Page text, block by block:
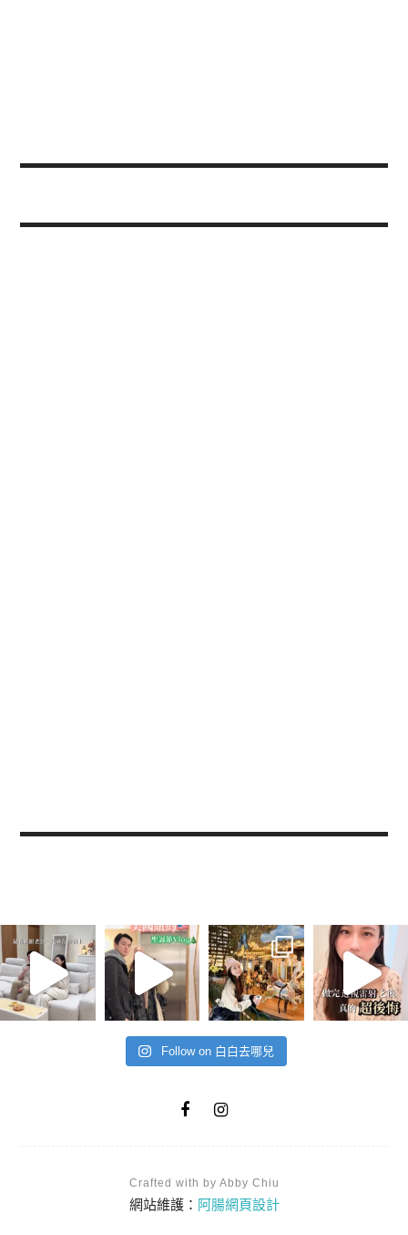
Follow on 白白去哪兒
Crafted with by Abby Chiu
網站維護： 阿腸網頁設計